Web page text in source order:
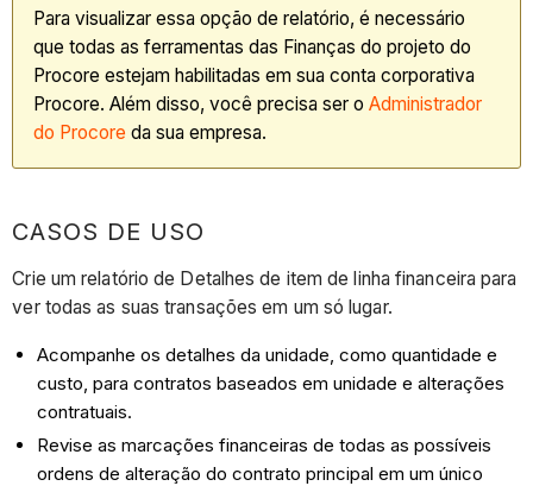
Para visualizar essa opção de relatório, é necessário
que todas as ferramentas das Finanças do projeto do
Procore estejam habilitadas em sua conta corporativa
Procore. Além disso, você precisa ser oAdministrador
do Procore da sua empresa.
CASOS DE USO
Crie um relatório de Detalhes de item de linha financeira para
ver todas as suas transações em um só lugar.
Acompanhe os detalhes da unidade, como quantidade e
custo, para contratos baseados em unidade e alterações
contratuais.
Revise as marcações financeiras de todas as possíveis
ordens de alteração do contrato principal em um único